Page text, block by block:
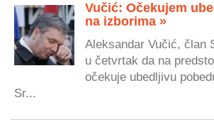
Vučić: Očekujem
na izborima »
Aleksandar Vučić, član
u četvrtak da na
očekuje ubedljivu
Sr...